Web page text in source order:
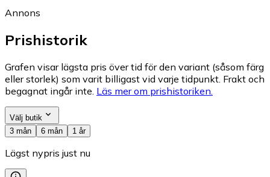
Annons
Prishistorik
Grafen visar lägsta pris över tid för den variant (såsom färg
eller storlek) som varit billigast vid varje tidpunkt. Frakt och
begagnat ingår inte. Läs mer om prishistoriken.
Välj butik
3 mån
6 mån 1 år
Lägst nypris just nu